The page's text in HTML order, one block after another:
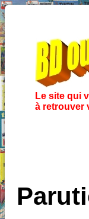
Le site qui
à retrouver